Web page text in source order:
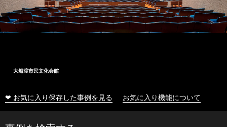
大船渡市民文化会館
❤ お気に入り保存した事例を見る お気に入り機能について